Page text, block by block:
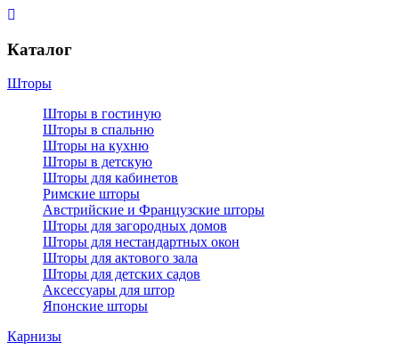
Каталог
Шторы
Шторы в гостиную
Шторы в спальню
Шторы на кухню
Шторы в детскую
Шторы для кабинетов
Римские шторы
Австрийские и Французские шторы
Шторы для загородных домов
Шторы для нестандартных окон
Шторы для актового зала
Шторы для детских садов
Аксессуары для штор
Японские шторы
Карнизы